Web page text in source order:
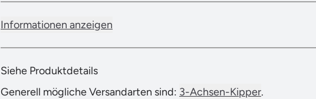
Informationen anzeigen
Siehe Produktdetails
Generell mögliche Versandarten sind: 3-Achsen-Kipper.